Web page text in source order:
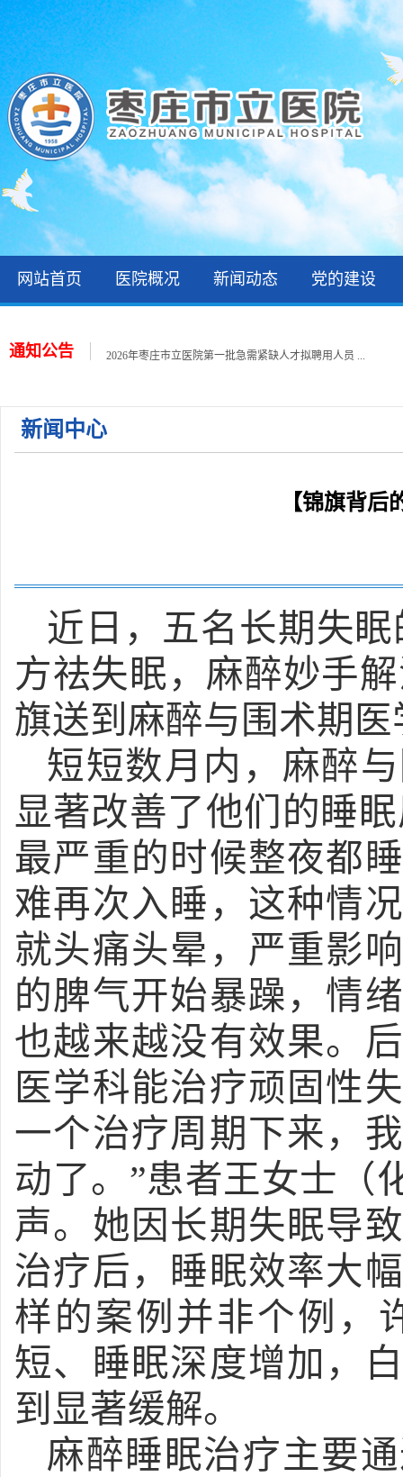
网站首页 医院概况 新闻动态 党的建设
通知公告
关于公布2026年枣庄市立医院第一批急需紧缺人才招 ...
2026年枣庄市立医院住院医师规范化培训学员招收简 ...
新闻中心
【锦旗背
近日，五名长期失
方祛失眠，麻醉妙手
旗送到麻醉与围术期
短短数月内，麻醉
显著改善了他们的睡
最严重的时候整夜都
难再次入睡，这种情
就头痛头晕，严重影
的脾气开始暴躁，情
也越来越没有效果。
医学科能治疗顽固性
一个治疗周期下来，
动了。”患者王女士（
声。她因长期失眠导
治疗后，睡眠效率大
样的案例并非个例，
短、睡眠深度增加，
到显著缓解。
麻醉睡眠治疗主要